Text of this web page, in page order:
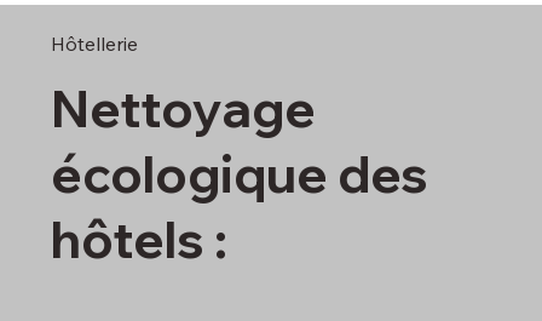
Hôtellerie
Nettoyage
écologique des
hôtels :